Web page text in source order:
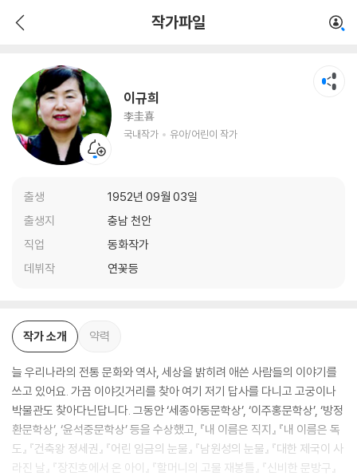
작가파일
이규희
李圭喜
국내작가
유아/어린이 작가
출생
1952년 09월 03일
출생지
충남 천안
직업
동화작가
데뷔작
연꽃등
유아/어린이 작가
작가 소개 약력
늘 우리나라의 전통 문화와 역사, 세상을 밝히려 애쓴 사람들의 이야기를
쓰고 있어요. 가끔 이야깃거리를 찾아 여기 저기 답사를 다니고 고궁이나
박물관도 찾아다닌답니다. 그동안 ‘세종아동문학상’, ‘이주홍문학상’, ‘방정
환문학상’, ‘윤석중문학상’ 등을 수상했고, 『내 이름은 직지』 『내 이름은 독
도』 『건축왕 정세권』 『어린 임금의 눈물』 『남원성의 눈물』 『대한 제국이 사
라진 날』 『장진호에서 온 아이』 『할머니의 고물 재봉틀』 『신비한 문방구』